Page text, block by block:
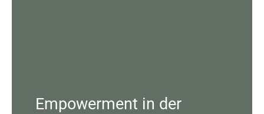
Empowerment in der